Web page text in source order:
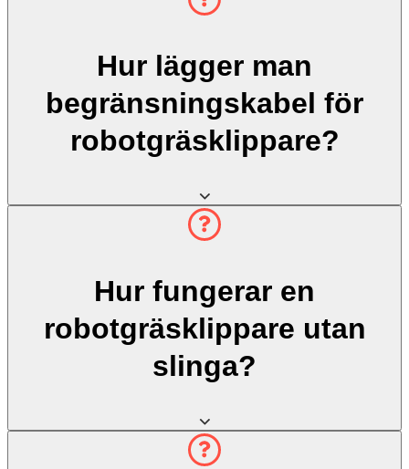
Hur lägger man
begränsningskabel för
robotgräsklippare?
Hur fungerar en
robotgräsklippare utan
slinga?